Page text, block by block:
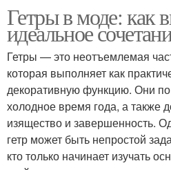
Гетры в моде: как
идеальное
Гетры — это неотъемлемая
которая выполняет как
декоративную функцию. Они
холодное время года, а также
изящество и завершенность.
гетр может быть непростой
кто только начинает изучать